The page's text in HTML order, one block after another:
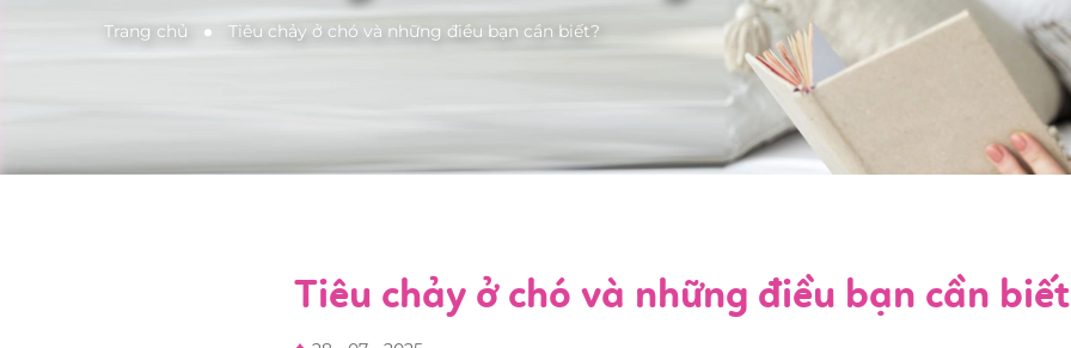
Trang chủ Tiêu chảy ở chó và những điều bạn cần biết?
Tiêu chảy ở chó và những điều bạn cần